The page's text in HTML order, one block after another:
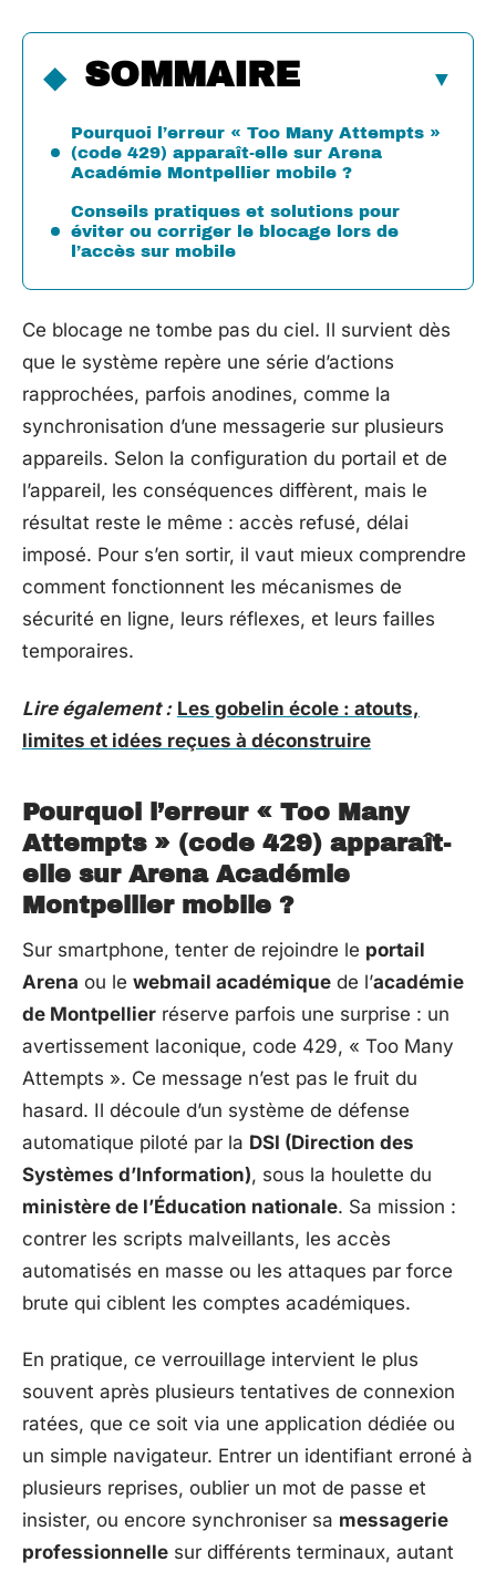
SOMMAIRE
Pourquoi l’erreur « Too Many Attempts »
(code 429) apparaît-elle sur Arena
Académie Montpellier mobile ?
Conseils pratiques et solutions pour
éviter ou corriger le blocage lors de
l’accès sur mobile
Ce blocage ne tombe pas du ciel. Il survient dès
que le système repère une série d’actions
rapprochées, parfois anodines, comme la
synchronisation d’une messagerie sur plusieurs
appareils. Selon la configuration du portail et de
l’appareil, les conséquences diffèrent, mais le
résultat reste le même : accès refusé, délai
imposé. Pour s’en sortir, il vaut mieux comprendre
comment fonctionnent les mécanismes de
sécurité en ligne, leurs réflexes, et leurs failles
temporaires.
Lire également : Les gobelin école : atouts,
limites et idées reçues à déconstruire
Pourquoi l’erreur « Too Many
Attempts » (code 429) apparaît-
elle sur Arena Académie
Montpellier mobile ?
Sur smartphone, tenter de rejoindre le portail
Arena ou le webmail académique de l’académie
de Montpellier réserve parfois une surprise : un
avertissement laconique, code 429, « Too Many
Attempts ». Ce message n’est pas le fruit du
hasard. Il découle d’un système de défense
automatique piloté par la DSI (Direction des
Systèmes d’Information), sous la houlette du
ministère de l’Éducation nationale. Sa mission :
contrer les scripts malveillants, les accès
automatisés en masse ou les attaques par force
brute qui ciblent les comptes académiques.
En pratique, ce verrouillage intervient le plus
souvent après plusieurs tentatives de connexion
ratées, que ce soit via une application dédiée ou
un simple navigateur. Entrer un identifiant erroné à
plusieurs reprises, oublier un mot de passe et
insister, ou encore synchroniser sa messagerie
professionnelle sur différents terminaux, autant